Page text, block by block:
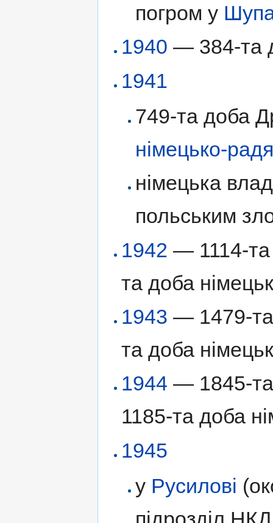
погром у
1940 — 384-та
1941
749-та доба
німецько-
німецька
польським
1942 — 1114-та
та доба
1943 — 1479-та
та доба
1944 — 1845-та
1185-та доба
1945
у Русилові